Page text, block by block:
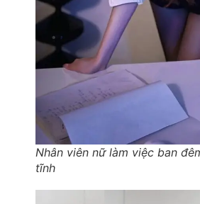
Nhân viên nữ làm việc ban
tĩnh